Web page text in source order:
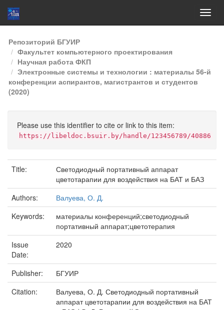
Skip
navigation
Репозиторий БГУИР
Факультет компьютерного проектирования
Научная работа ФКП
Электронные системы и технологии : материалы 56-й
конференции аспирантов, магистрантов и студентов
(2020)
Please use this identifier to cite or link to this item:
https://libeldoc.bsuir.by/handle/123456789/40886
Title:
Светодиодный портативный аппарат
цветотарапии для воздействия на БАТ и БАЗ
Authors:
Валуева, О. Д.
Keywords:
материалы конференций;светодиодный
портативный аппарат;цветотерапия
Issue
Date:
2020
Publisher:
БГУИР
Citation:
Валуева, О. Д. Светодиодный портативный
аппарат цветотарапии для воздействия на БАТ